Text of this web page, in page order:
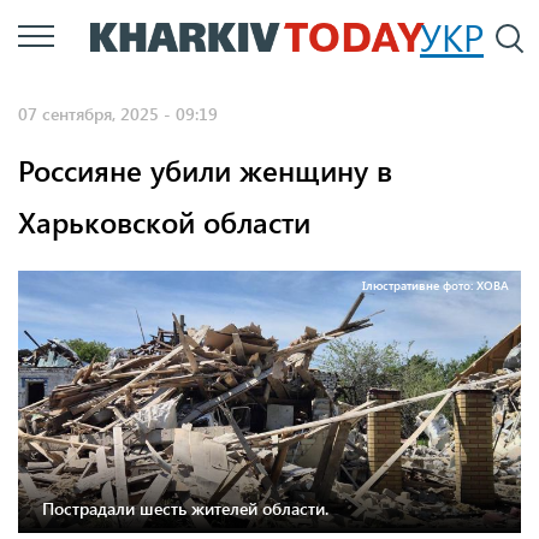
Перейти
к
УКР
07 сентября, 2025 - 09:19
Россияне убили женщину в
Харьковской области
Ілюстративне фото: ХОВА
Пострадали шесть жителей области.